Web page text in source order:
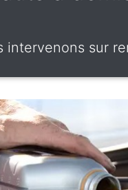
intervenons sur